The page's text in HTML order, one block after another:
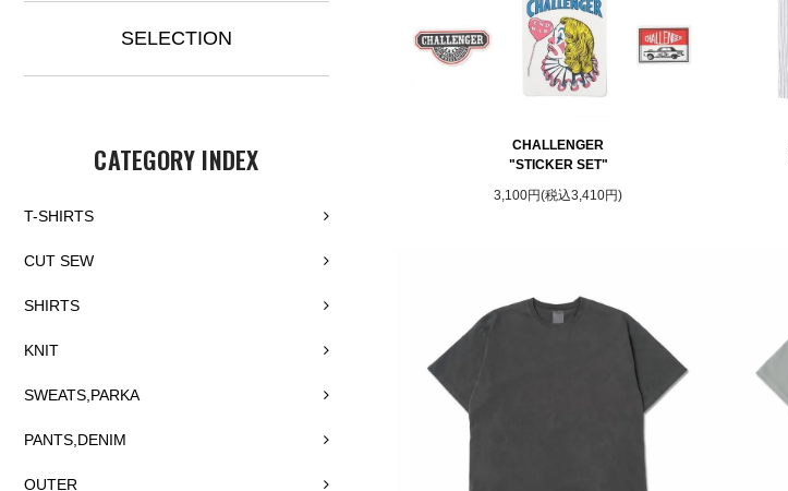
SELECTION
CATEGORY INDEX
T-SHIRTS
CUT SEW
SHIRTS
KNIT
SWEATS,PARKA
PANTS,DENIM
OUTER
CHALLENGER
"STICKER SET"
3,100円(税込3,410円)